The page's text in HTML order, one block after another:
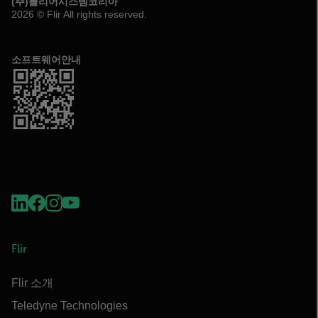
2026 © Flir All rights reserved.
소프트웨어안내
Flir
Flir 소개
Teledyne Technologies